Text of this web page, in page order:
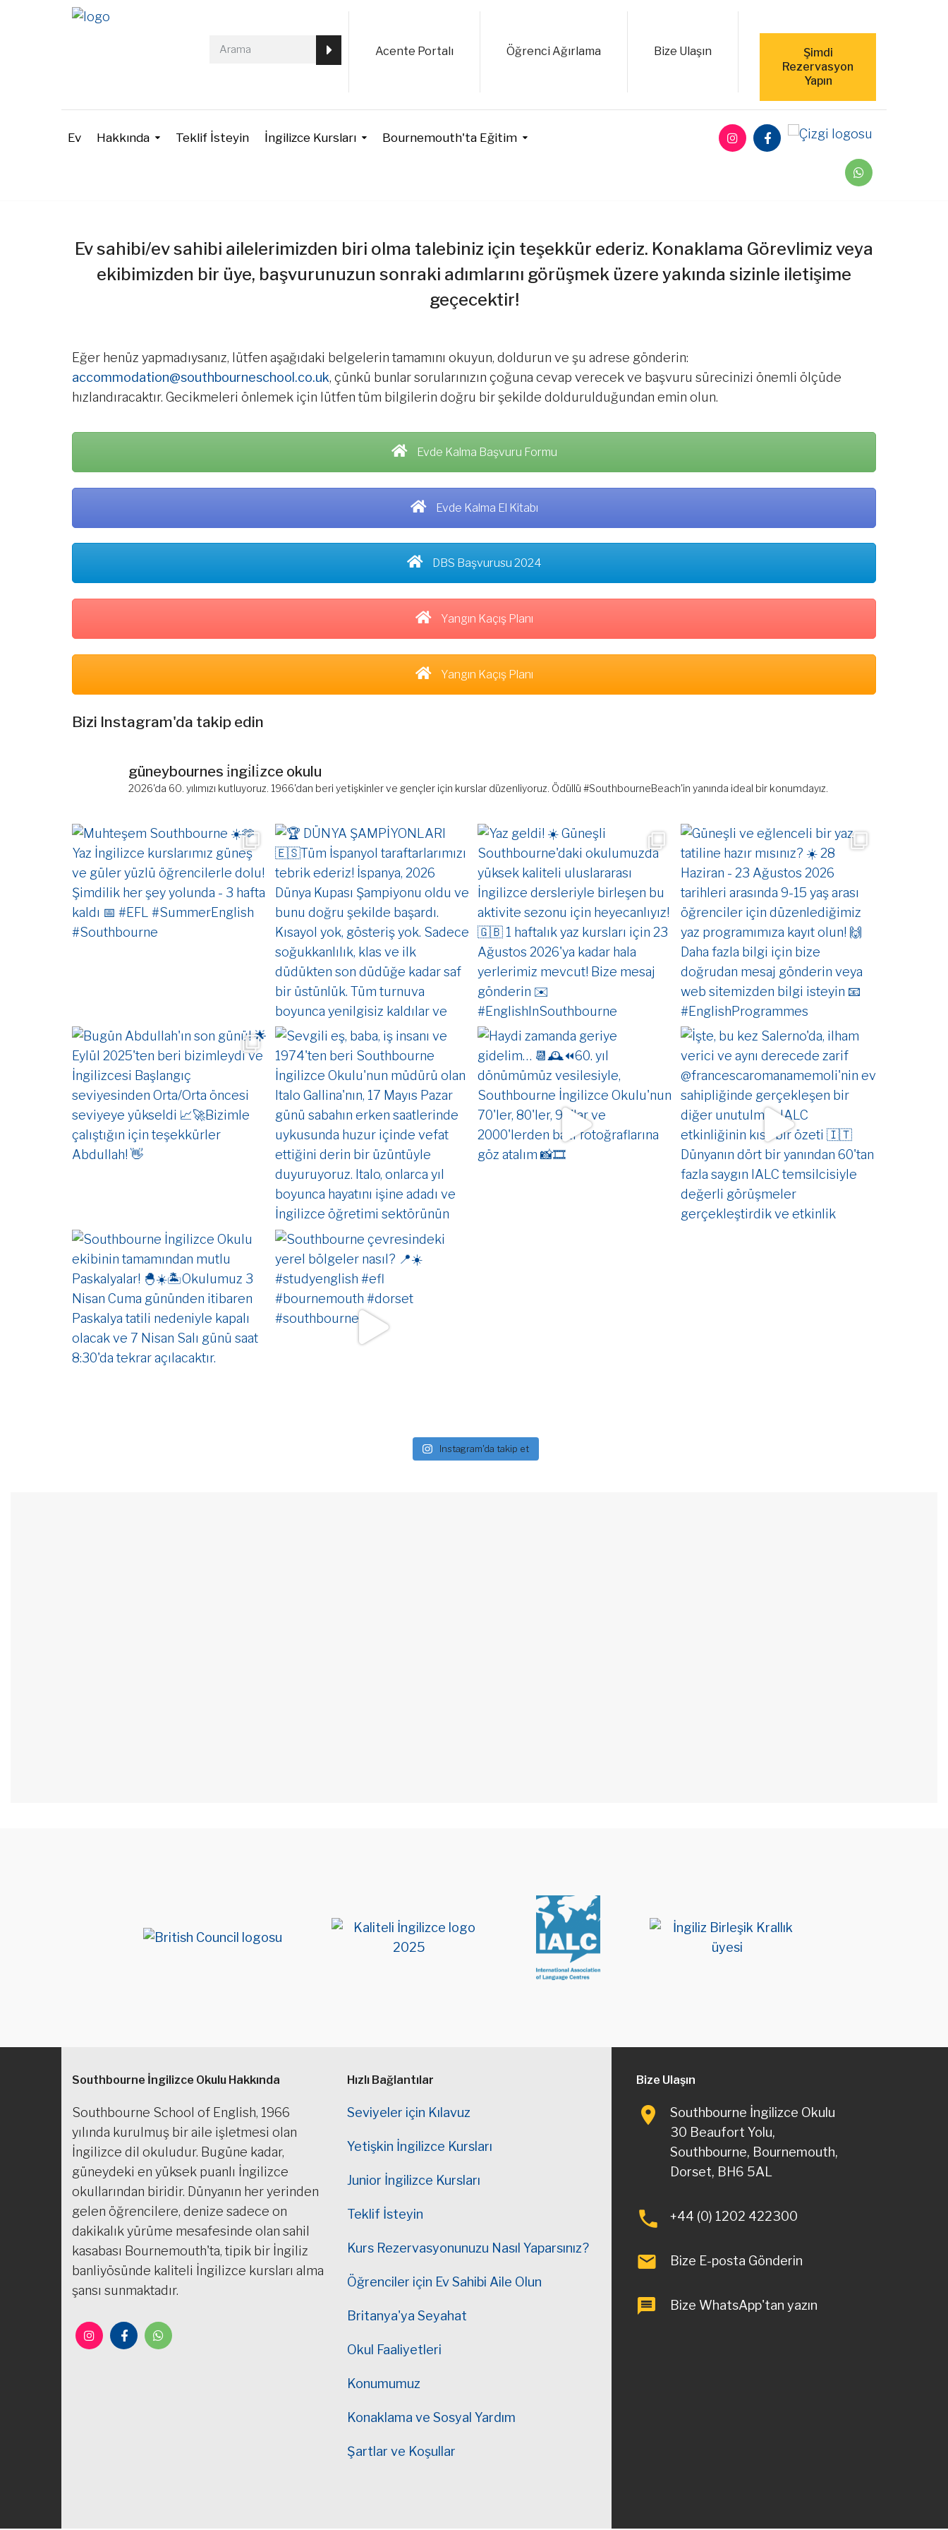
Acente Portalı Öğrenci Ağırlama Bize Ulaşın
Şimdi
Rezervasyon
Yapın
Ev Hakkında Teklif İsteyin İngilizce Kursları Bournemouth'ta Eğitim
Ev sahibi/ev sahibi ailelerimizden biri olma talebiniz için teşekkür ederiz. Konaklama Görevlimiz veya
ekibimizden bir üye, başvurunuzun sonraki adımlarını görüşmek üzere yakında sizinle iletişime
geçecektir!
Eğer henüz yapmadıysanız, lütfen aşağıdaki belgelerin tamamını okuyun, doldurun ve şu adrese gönderin:
accommodation@southbourneschool.co.uk, çünkü bunlar sorularınızın çoğuna cevap verecek ve başvuru sürecinizi önemli ölçüde
hızlandıracaktır. Gecikmeleri önlemek için lütfen tüm bilgilerin doğru bir şekilde doldurulduğundan emin olun.
Evde Kalma Başvuru Formu
Evde Kalma El Kitabı
DBS Başvurusu 2024
Yangın Kaçış Planı
Yangın Kaçış Planı
Bizi Instagram'da takip edin
güneybournes i̇ngi̇li̇zce okulu
2026'da 60. yılımızı kutluyoruz. 1966'dan beri yetişkinler ve gençler için kurslar düzenliyoruz. Ödüllü #SouthbourneBeach'in yanında ideal bir konumdayız.
Instagram'da takip et
Southbourne İngilizce Okulu Hakkında
Southbourne School of English, 1966
yılında kurulmuş bir aile işletmesi olan
İngilizce dil okuludur. Bugüne kadar,
güneydeki en yüksek puanlı İngilizce
okullarından biridir. Dünyanın her yerinden
gelen öğrencilere, denize sadece on
dakikalık yürüme mesafesinde olan sahil
kasabası Bournemouth'ta, tipik bir İngiliz
banliyösünde kaliteli İngilizce kursları alma
şansı sunmaktadır.
Hızlı Bağlantılar
Seviyeler için Kılavuz
Yetişkin İngilizce Kursları
Junior İngilizce Kursları
Teklif İsteyin
Kurs Rezervasyonunuzu Nasıl Yaparsınız?
Öğrenciler için Ev Sahibi Aile Olun
Britanya'ya Seyahat
Okul Faaliyetleri
Konumumuz
Konaklama ve Sosyal Yardım
Şartlar ve Koşullar
Bize Ulaşın
Southbourne İngilizce Okulu
30 Beaufort Yolu,
Southbourne, Bournemouth,
Dorset, BH6 5AL
+44 (0) 1202 422300
Bize E-posta Gönderin
Bize WhatsApp'tan yazın